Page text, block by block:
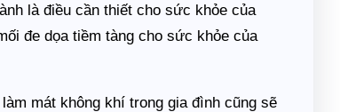
là điều cần thiết cho sức khỏe của
đe dọa tiềm tàng cho sức khỏe của
mát không khí trong gia đình cũng sẽ